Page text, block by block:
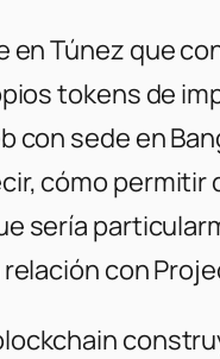
Túnez que
tokens de
sede en
cómo permitir
sería
con